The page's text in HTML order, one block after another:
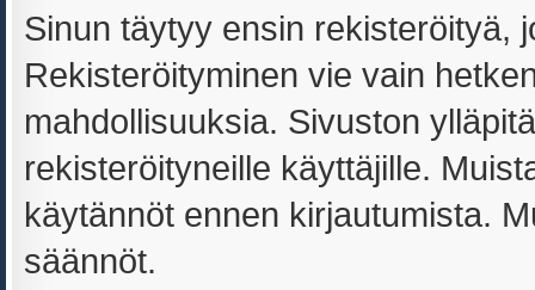
Sinun täytyy ensin rekisteröityä,
Rekisteröityminen vie vain
mahdollisuuksia. Sivuston
rekisteröityneille käyttäjille.
käytännöt ennen kirjautumista.
säännöt.